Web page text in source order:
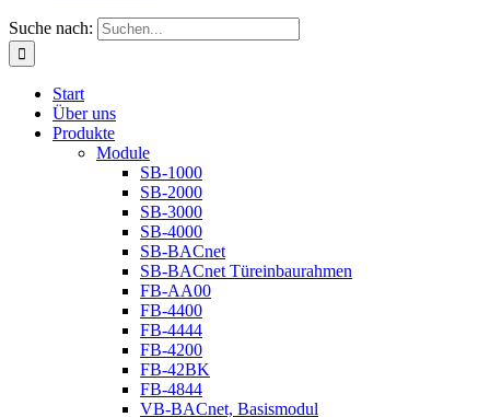
Suche nach:
Start
Über uns
Produkte
Module
SB-1000
SB-2000
SB-3000
SB-4000
SB-BACnet
SB-BACnet Türeinbaurahmen
FB-AA00
FB-4400
FB-4444
FB-4200
FB-42BK
FB-4844
VB-BACnet, Basismodul